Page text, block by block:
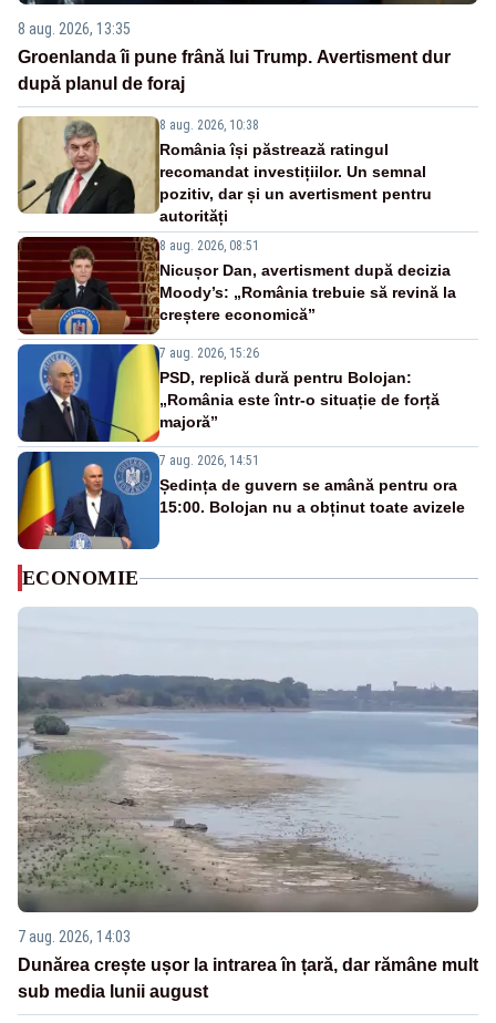
8 aug. 2026, 13:35
Groenlanda îi pune frână lui Trump. Avertisment dur
după planul de foraj
8 aug. 2026, 10:38
România își păstrează ratingul
recomandat investițiilor. Un semnal
pozitiv, dar și un avertisment pentru
autorități
8 aug. 2026, 08:51
Nicușor Dan, avertisment după decizia
Moody’s: „România trebuie să revină la
creștere economică”
7 aug. 2026, 15:26
PSD, replică dură pentru Bolojan:
„România este într-o situație de forță
majoră”
7 aug. 2026, 14:51
Ședința de guvern se amână pentru ora
15:00. Bolojan nu a obținut toate avizele
ECONOMIE
7 aug. 2026, 14:03
Dunărea crește ușor la intrarea în țară, dar rămâne mult
sub media lunii august